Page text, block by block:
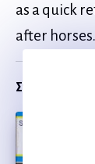
as a quick
after horses.
Σχετικα